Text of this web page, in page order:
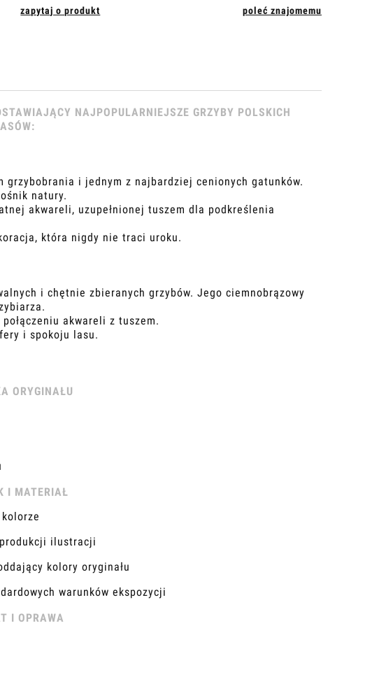
zapytaj o produkt poleć znajomemu
NAJPOPULARNIEJSZE GRZYBY POLSKICH
i jednym z najbardziej cenionych gatunków.
natury.
akwareli, uzupełnionej tuszem dla podkreślenia
która nigdy nie traci uroku.
i chętnie zbieranych grzybów. Jego ciemnobrązowy
akwareli z tuszem.
i spokoju lasu.
ORYGINAŁU
I MATERIAŁ
kolorze
ilustracji
kolory oryginału
warunków ekspozycji
I OPRAWA